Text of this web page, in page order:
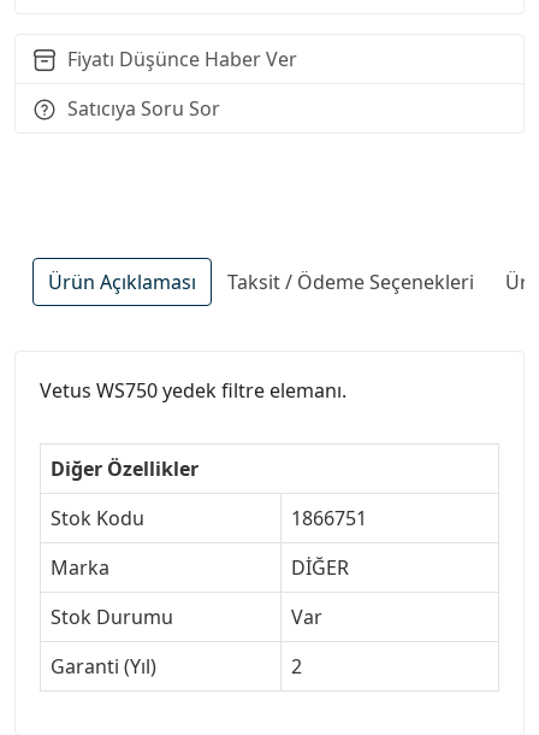
Fiyatı Düşünce Haber Ver
Satıcıya Soru Sor
Ürün Açıklaması Taksit / Ödeme Seçenekleri
Vetus WS750 yedek filtre elemanı.
Diğer Özellikler
Stok Kodu
1866751
Marka
DİĞER
Stok Durumu
Var
Garanti (Yıl)
2